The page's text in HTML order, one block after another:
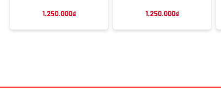
1.250.000₫ 1.250.000₫